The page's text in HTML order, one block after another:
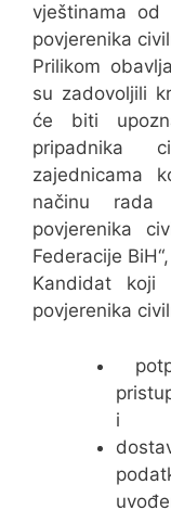
vještinama od
povjerenika
Prilikom
su zadovoljili
će biti
pripadnika
zajednicama
načinu rada
povjerenika
Federacije
Kandidat koji
povjerenika
i